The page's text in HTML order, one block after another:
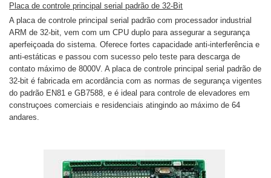
Placa de controle principal serial padrão de 32-Bit
A placa de controle principal serial padrão com processador industrial
ARM de 32-bit, vem com um CPU duplo para assegurar a segurança
aperfeiçoada do sistema. Oferece fortes capacidade anti-interferência e
anti-estáticas e passou com sucesso pelo teste para descarga de
contato máximo de 8000V. A placa de controle principal serial padrão de
32-bit é fabricada em acordância com as normas de segurança vigentes
do padrão EN81 e GB7588, e é ideal para controle de elevadores em
construçoes comerciais e residenciais atingindo ao máximo de 64
andares.